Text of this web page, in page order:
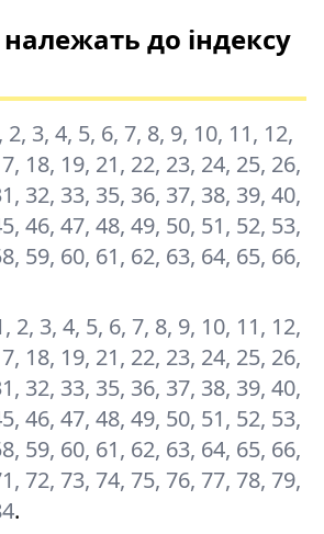
до індексу
2, 3, 4, 5, 6, 7, 8, 9, 10, 11, 12,
18, 19, 21, 22, 23, 24, 25, 26,
32, 33, 35, 36, 37, 38, 39, 40,
46, 47, 48, 49, 50, 51, 52, 53,
59, 60, 61, 62, 63, 64, 65, 66,
2, 3, 4, 5, 6, 7, 8, 9, 10, 11, 12,
18, 19, 21, 22, 23, 24, 25, 26,
32, 33, 35, 36, 37, 38, 39, 40,
46, 47, 48, 49, 50, 51, 52, 53,
59, 60, 61, 62, 63, 64, 65, 66,
72, 73, 74, 75, 76, 77, 78, 79,
.